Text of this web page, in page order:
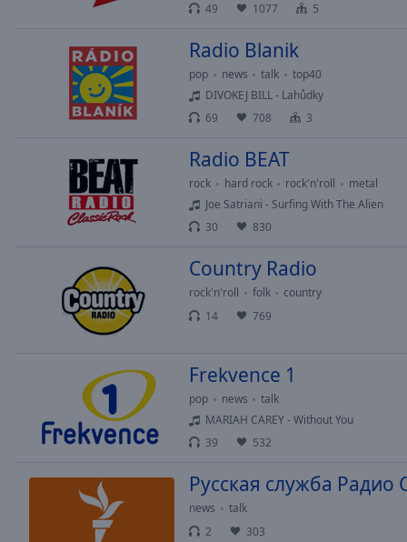
settings,
opens
subtitles
settings
selected
window.
49
1077 5
Radio Blanik
pop news talk
top40
DIVOKEJ BILL - Lahůdky
69
708 3
Radio BEAT
rock hard rock rock'n'roll
metal
Joe Satriani - Surfing With The Alien
30
830
Country Radio
rock'n'roll folk
country
14
769
Frekvence 1
pop news
talk
MARIAH CAREY - Without You
39
532
Русская служба Радио
news
talk
2
303